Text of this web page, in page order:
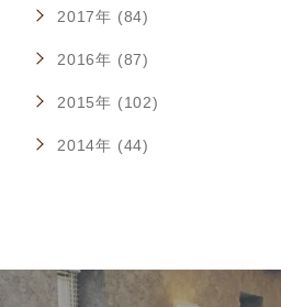
2017年 (84)
2016年 (87)
2015年 (102)
2014年 (44)